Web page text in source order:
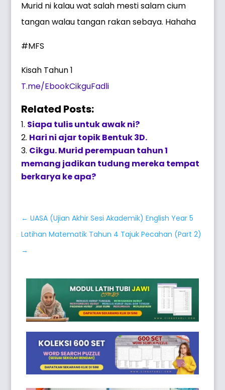
Murid ni kalau wat salah mesti salam cium
tangan walau tangan rakan sebaya. Hahaha
#MFS
Kisah Tahun 1
T.me/EbookCikguFadli
Related Posts:
Siapa tulis untuk awak ni?
Hari ni ajar topik Bentuk 3D.
Cikgu. Murid perempuan tahun 1
memang jadikan tudung mereka tempat
berkarya ke apa?
←UASA (Ujian Akhir Sesi Akademik) English Year 5
Latihan Matematik Tahun 4 Tajuk Pecahan (Part 2)
→